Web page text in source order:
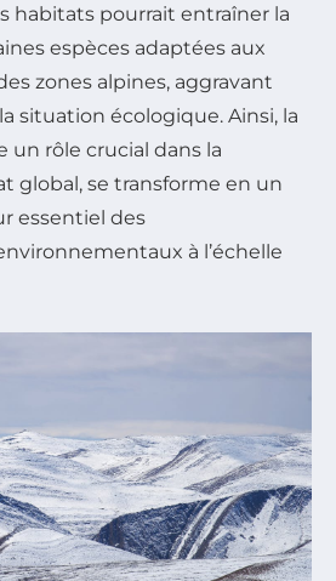
habitats pourrait entraîner la
espèces adaptées aux
zones alpines, aggravant
situation écologique. Ainsi, la
un rôle crucial dans la
global, se transforme en un
essentiel des
à l’échelle